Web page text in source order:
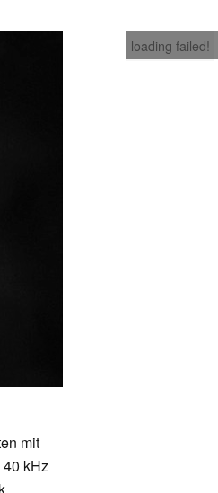
loading failed!
mit
kHz